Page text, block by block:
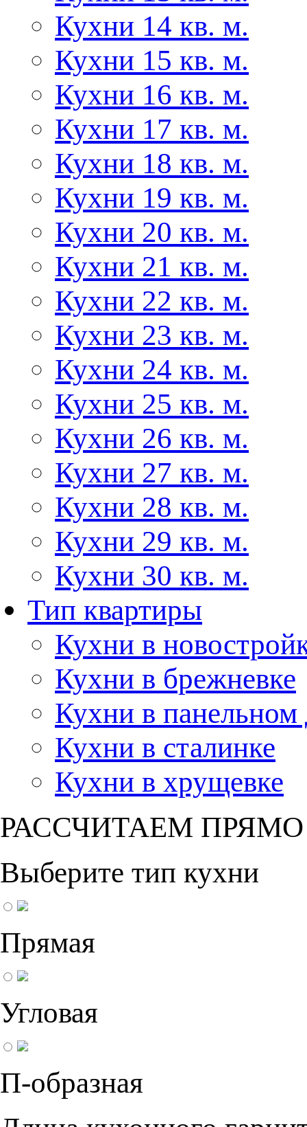
Кухни 14 кв. м.
Кухни 15 кв. м.
Кухни 16 кв. м.
Кухни 17 кв. м.
Кухни 18 кв. м.
Кухни 19 кв. м.
Кухни 20 кв. м.
Кухни 21 кв. м.
Кухни 22 кв. м.
Кухни 23 кв. м.
Кухни 24 кв. м.
Кухни 25 кв. м.
Кухни 26 кв. м.
Кухни 27 кв. м.
Кухни 28 кв. м.
Кухни 29 кв. м.
Кухни 30 кв. м.
Тип квартиры
Кухни в
Кухни в брежневке
Кухни в панельном
Кухни в сталинке
Кухни в хрущевке
РАССЧИТАЕМ
Выберите тип кухни
Прямая
Угловая
П-образная